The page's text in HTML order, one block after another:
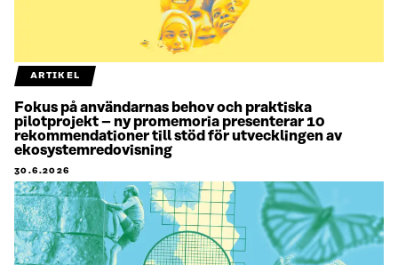
ARTIKEL
Fokus på användarnas behov och praktiska
pilotprojekt – ny promemoria presenterar 10
rekommendationer till stöd för utvecklingen av
ekosystemredovisning
30.6.2026